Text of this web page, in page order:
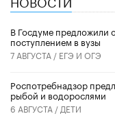
В Госдуме предложили
поступлением в вузы
7 АВГУСТА / ЕГЭ И ОГЭ
Роспотребнадзор
рыбой и водорослями
6 АВГУСТА / ДЕТИ